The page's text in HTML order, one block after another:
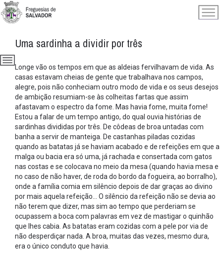
Uma sardinha a dividir por três
Longe vão os tempos em que as aldeias fervilhavam de vida. As
casas estavam cheias de gente que trabalhava nos campos,
alegre, pois não conheciam outro modo de vida e os seus desejos
de ambição resumiam-se às colheitas fartas que assim
afastavam o espectro da fome. Mas havia fome, muita fome!
Estou a falar de um tempo antigo, do qual ouvia histórias de
sardinhas divididas por três. De côdeas de broa untadas com
banha a servir de manteiga. De castanhas piladas cozidas
quando as batatas já se haviam acabado e de refeições em que a
malga ou bacia era só uma, já rachada e consertada com gatos
nas costas e se colocava no meio da mesa (quando havia mesa e
no caso de não haver, de roda do bordo da fogueira, ao borralho),
onde a família comia em silêncio depois de dar graças ao divino
por mais aquela refeição... O silêncio da refeição não se devia ao
não terem que dizer, mas sim ao tempo que perderiam se
ocupassem a boca com palavras em vez de mastigar o quinhão
que lhes cabia. As batatas eram cozidas com a pele por via de
não desperdiçar nada. A broa, muitas das vezes, mesmo dura,
era o único conduto que havia.